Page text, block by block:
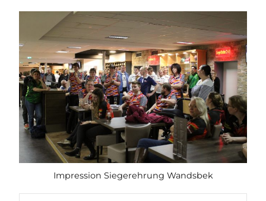
Impression Siegerehrung Wandsbek